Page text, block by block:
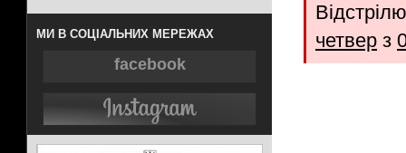
МИ В СОЦІАЛЬНИХ МЕРЕЖАХ
facebook
четвер з